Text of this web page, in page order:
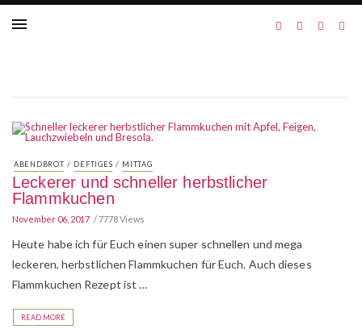
ABENDBROT / DEFTIGES / MITTAG
Leckerer und schneller herbstlicher
Flammkuchen
November 06, 2017 7778 Views
Heute habe ich für Euch einen super schnellen und mega
leckeren, herbstlichen Flammkuchen für Euch. Auch dieses
Flammkuchen Rezept ist …
READ MORE